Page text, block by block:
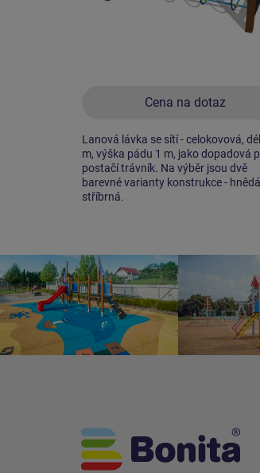
Cena na dotaz
Lanová lávka se sítí - celokovová,
m, výška pádu 1 m, jako dopadová
postačí trávník. Na výběr jsou dvě
barevné varianty konstrukce -
stříbrná.